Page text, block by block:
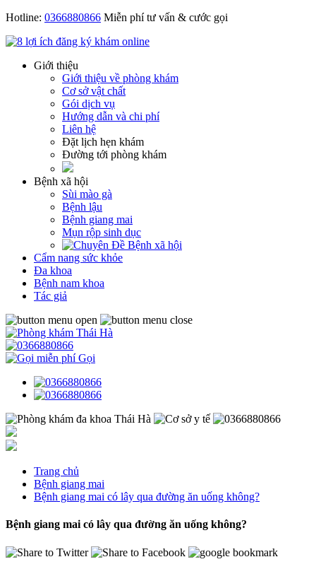
Hotline: 0366880866 Miễn phí tư vấn & cước gọi
Giới thiệu
Giới thiệu về phòng khám
Cơ sở vật chất
Gói dịch vụ
Hướng dẫn và chi phí
Liên hệ
Đặt lịch hẹn khám
Đường tới phòng khám
Bệnh xã hội
Sùi mào gà
Bệnh lậu
Bệnh giang mai
Mụn rộp sinh dục
Cẩm nang sức khỏe
Đa khoa
Bệnh nam khoa
Tác giả
Gọi
Trang chủ
Bệnh giang mai
Bệnh giang mai có lây qua đường ăn uống không?
Bệnh giang mai có lây qua đường ăn uống không?